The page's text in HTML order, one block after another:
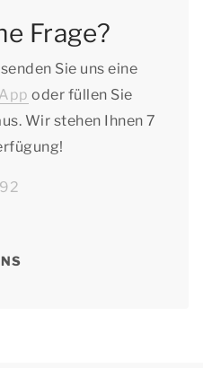
Frage?
Sie uns eine
oder füllen Sie
Wir stehen Ihnen 7